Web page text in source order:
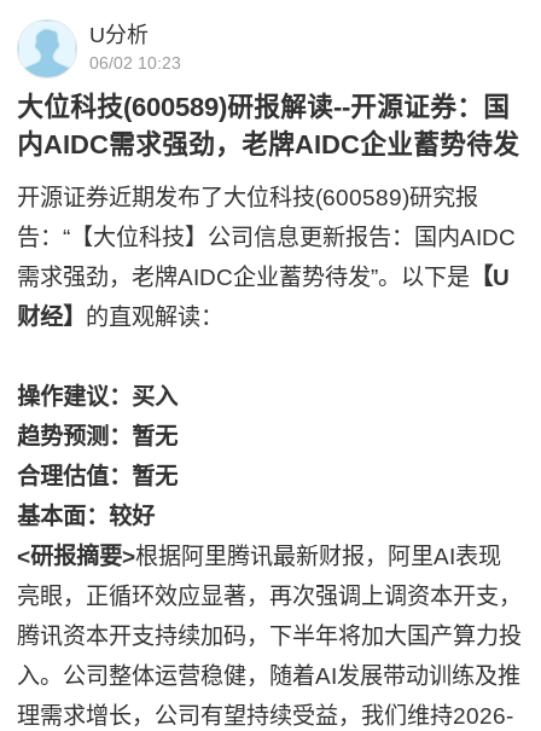
U分析
06/02 10:23
大位科技(600589)研报解读--开源证券：国
内AIDC需求强劲，老牌AIDC企业蓄势待发
开源证券近期发布了大位科技(600589)研究报
告：“【大位科技】公司信息更新报告：国内AIDC
需求强劲，老牌AIDC企业蓄势待发”。以下是 【U
财经】 的直观解读：
操作建议：买入
趋势预测：暂无
合理估值：暂无
基本面：较好
<研报摘要>根据阿里腾讯最新财报，阿里AI表现
亮眼，正循环效应显著，再次强调上调资本开支，
腾讯资本开支持续加码，下半年将加大国产算力投
入。公司整体运营稳健，随着AI发展带动训练及推
理需求增长，公司有望持续受益，我们维持2026-